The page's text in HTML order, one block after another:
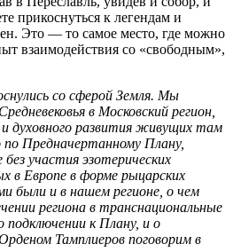
прикоснуться к легендам и
Это — то самое место, где можно
взаимодействия со «свободным»,
со сферой Земля. Мы
в Московский регион,
и духовного развития живущих там
Предначертанному Плану,
участия эзотерических
в Европе в форме рыцарских
были и в нашем регионе, о чем
региона в транснациональные
подключении к Плану, и о
Тамплиеров поговорим в